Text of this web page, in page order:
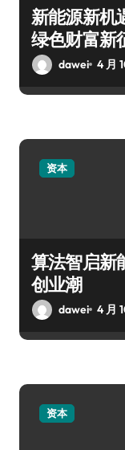
新能源新机
绿色财富新
dawei 4 月
资本
算法智启新
创业潮
dawei 4 月
资本